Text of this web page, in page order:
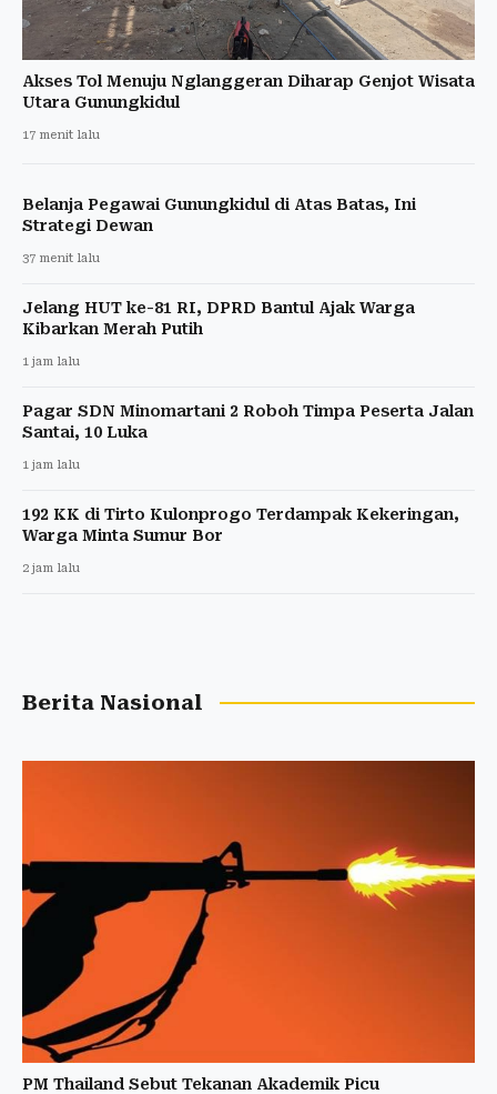
Akses Tol Menuju Nglanggeran Diharap Genjot Wisata
Utara Gunungkidul
17 menit lalu
Belanja Pegawai Gunungkidul di Atas Batas, Ini
Strategi Dewan
37 menit lalu
Jelang HUT ke-81 RI, DPRD Bantul Ajak Warga
Kibarkan Merah Putih
1 jam lalu
Pagar SDN Minomartani 2 Roboh Timpa Peserta Jalan
Santai, 10 Luka
1 jam lalu
192 KK di Tirto Kulonprogo Terdampak Kekeringan,
Warga Minta Sumur Bor
2 jam lalu
Berita Nasional
PM Thailand Sebut Tekanan Akademik Picu